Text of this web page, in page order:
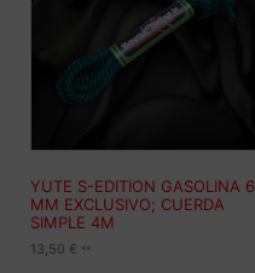
YUTE S-EDITION GASOLINA 6
MM EXCLUSIVO; CUERDA
SIMPLE 4M
13,50 € **